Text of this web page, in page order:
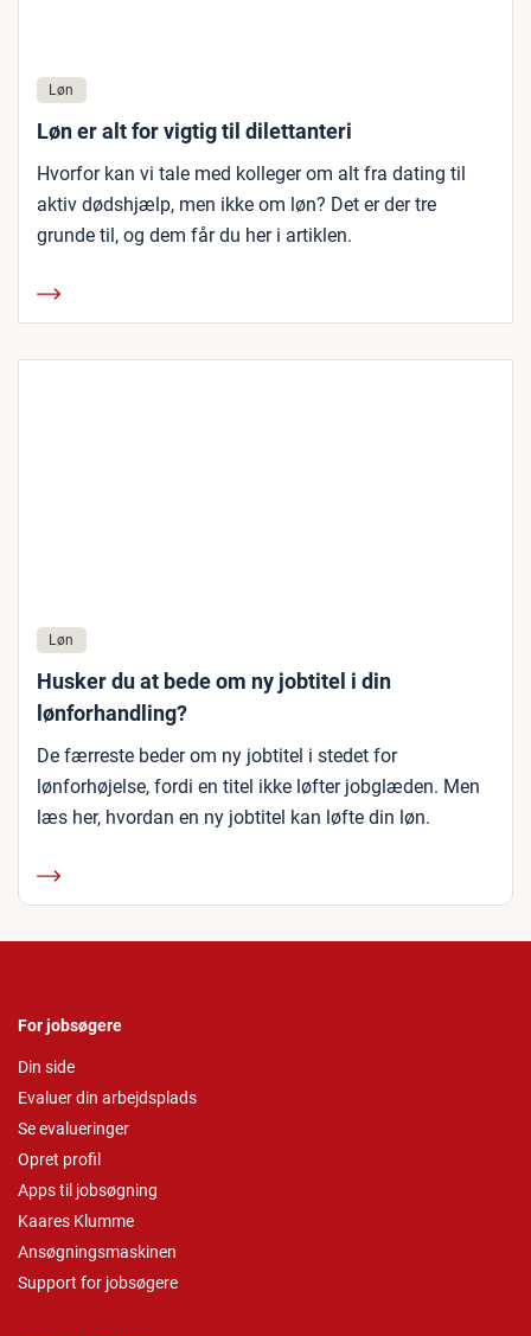
Løn
Løn er alt for vigtig til dilettanteri
Hvorfor kan vi tale med kolleger om alt fra dating til
aktiv dødshjælp, men ikke om løn? Det er der tre
grunde til, og dem får du her i artiklen.
Løn
Husker du at bede om ny jobtitel i din
lønforhandling?
De færreste beder om ny jobtitel i stedet for
lønforhøjelse, fordi en titel ikke løfter jobglæden. Men
læs her, hvordan en ny jobtitel kan løfte din løn.
For jobsøgere
Din side
Evaluer din arbejdsplads
Se evalueringer
Opret profil
Apps til jobsøgning
Kaares Klumme
Ansøgningsmaskinen
Support for jobsøgere